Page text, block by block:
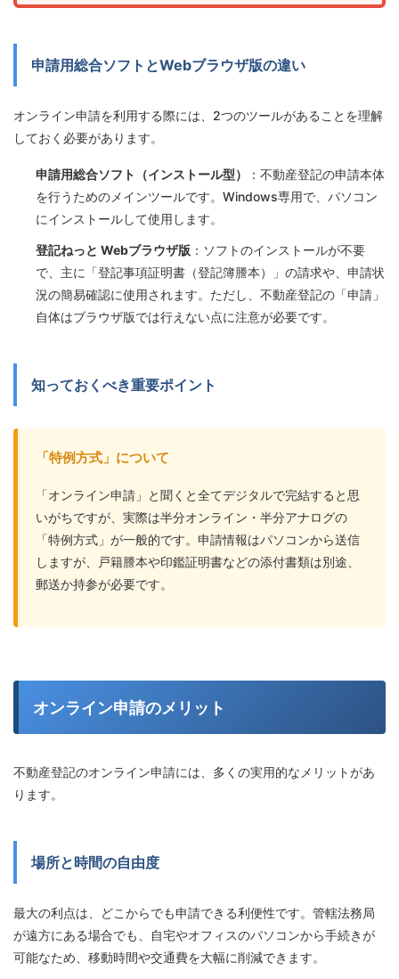
申請用総合ソフトとWebブラウザ版の違い
オンライン申請を利用する際には、2つのツールがあることを理解
しておく必要があります。
申請用総合ソフト（インストール型）
：不動産登記の申請本体
を行うためのメインツールです。Windows専用で、パソコン
にインストールして使用します。
登記ねっと Webブラウザ版 ：ソフトのインストールが不要
で、主に「登記事項証明書（登記簿謄本）」の請求や、申請状
況の簡易確認に使用されます。ただし、不動産登記の「申請」
自体はブラウザ版では行えない点に注意が必要です。
知っておくべき重要ポイント
「特例方式」について
「オンライン申請」と聞くと全てデジタルで完結すると思
いがちですが、実際は半分オンライン・半分アナログの
「特例方式」が一般的です。申請情報はパソコンから送信
しますが、戸籍謄本や印鑑証明書などの添付書類は別途、
郵送か持参が必要です。
オンライン申請のメリット
不動産登記のオンライン申請には、多くの実用的なメリットがあ
ります。
場所と時間の自由度
最大の利点は、どこからでも申請できる利便性です。管轄法務局
が遠方にある場合でも、自宅やオフィスのパソコンから手続きが
可能なため、移動時間や交通費を大幅に削減できます。